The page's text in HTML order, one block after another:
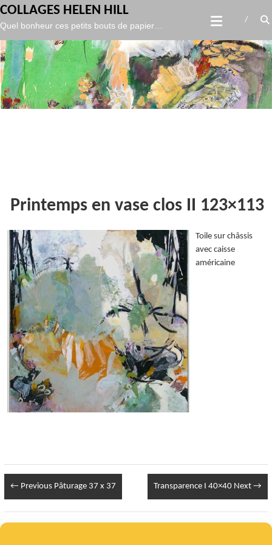
gtag('config', 'UA-119986127-1', );
to
content
COLLAGES HELEN HILL
Quel bonheur ces petits bouts de papier…
Printemps en vase clos II 123×113
Toile sur châssis
avec caisse
américaine
← PreviousPâturage 37 x 37 Transparence I 40×40 Next →